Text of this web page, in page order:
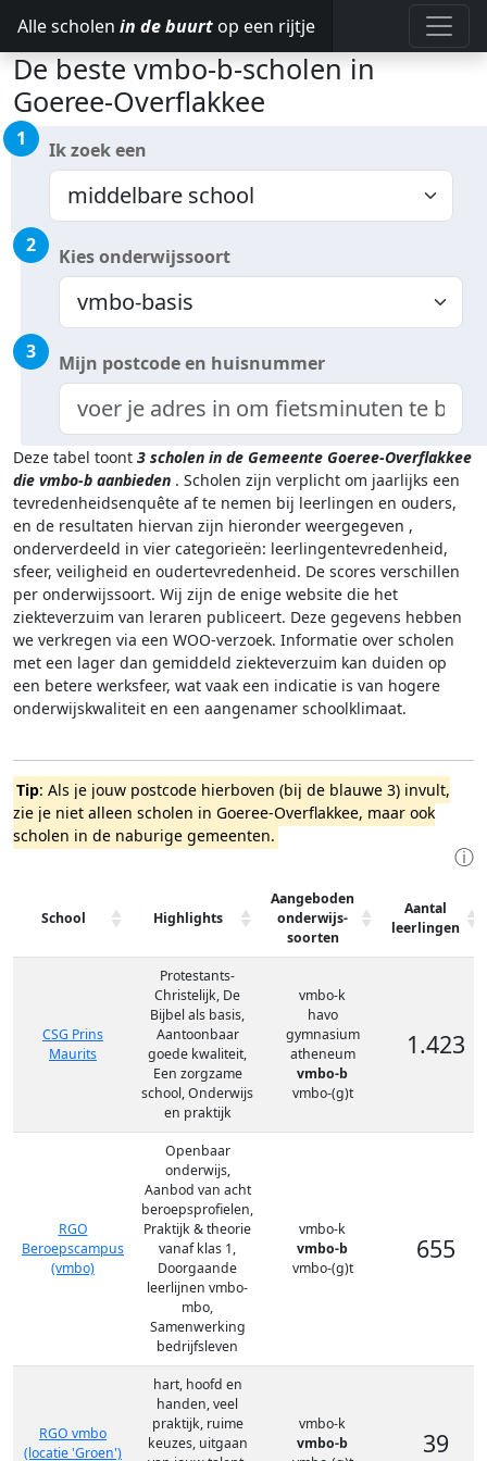
Alle scholen in de buurt op een rijtje
De beste vmbo-b-scholen in
Goeree-Overflakkee
1 Ik zoek een
2 Kies onderwijssoort
3 Mijn postcode en huisnummer
Deze tabel toont 3 scholen in de Gemeente Goeree-Overflakkee
die vmbo-b aanbieden . Scholen zijn verplicht om jaarlijks een
tevredenheidsenquête af te nemen bij leerlingen en ouders,
en de resultaten hiervan zijn hieronder weergegeven ,
onderverdeeld in vier categorieën: leerlingentevredenheid,
sfeer, veiligheid en oudertevredenheid. De scores verschillen
per onderwijssoort. Wij zijn de enige website die het
ziekteverzuim van leraren publiceert. Deze gegevens hebben
we verkregen via een WOO-verzoek. Informatie over scholen
met een lager dan gemiddeld ziekteverzuim kan duiden op
een betere werksfeer, wat vaak een indicatie is van hogere
onderwijskwaliteit en een aangenamer schoolklimaat.
Tip: Als je jouw postcode hierboven (bij de blauwe 3) invult,
zie je niet alleen scholen in Goeree-Overflakkee, maar ook
scholen in de naburige gemeenten.
ⓘ
School Highlights
Aangeboden
onderwijs-
soorten
Aantal
leerlingen
CSG Prins
Maurits
Protestants-
Christelijk, De
Bijbel als basis,
Aantoonbaar
goede kwaliteit,
Een zorgzame
school, Onderwijs
en praktijk
vmbo-k
havo
gymnasium
atheneum
vmbo-b
vmbo-(g)t
1.423
RGO
Beroepscampus
(vmbo)
Openbaar
onderwijs,
Aanbod van acht
beroepsprofielen,
Praktijk & theorie
vanaf klas 1,
Doorgaande
leerlijnen vmbo-
mbo,
Samenwerking
bedrijfsleven
vmbo-k
vmbo-b
vmbo-(g)t
655
RGO vmbo
(locatie 'Groen')
hart, hoofd en
handen, veel
praktijk, ruime
keuzes, uitgaan
vmbo-k
vmbo-b
39